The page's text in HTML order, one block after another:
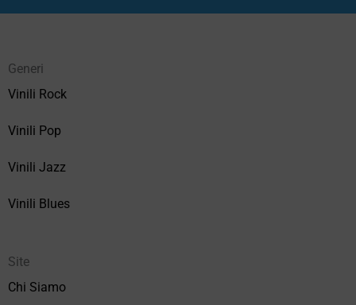
Generi
Vinili Rock
Vinili Pop
Vinili Jazz
Vinili Blues
Site
Chi Siamo